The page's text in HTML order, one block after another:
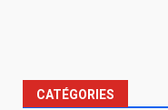
CATÉGORIES